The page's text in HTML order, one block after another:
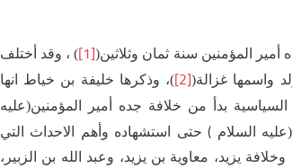
المؤمنين سنة ثمان وثلاثين([1]) ، وقد أختلف
واسمها غزالة([2])، وذكرها خليفة بن خياط انها
بدأ من خلافة جده أمير المؤمنين(عليه
السلام (حتى استشهاده وأهم الاحداث التي
يزيد، معاوية بن يزيد، وعبد الله بن الزبير،